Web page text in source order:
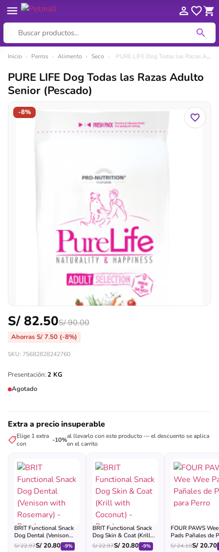
contenido
Inicio › Perros › Alimento › Seco › PURE LIFE Dog Todas las Razas Adulto Senior (Pescado)
-8%
PURE LIFE Dog Todas las Razas Adulto
Senior (Pescado)
S/ 82.50S/90.00
Ahorras S/ 7.50 (-8%)
SKU: 75682828242760
Presentación: 2 KG
Agotado
Extra a precio insuperable
Elige 1 extra
con
-10%al llevarlo con este producto — el descuento se aplica
en el carrito
BRIT Functional Snack
Dog Dental (Venison
with Rosemary) - Pouch
S/22.97S/20.80 -9%
BRIT Functional Snack
Dog Skin & Coat (Krill
with Coconut) - Pouch
S/22.97S/20.80 -9%
FOUR PAWS
Pads Pañales de
para Perro
S/24.10S/20.70